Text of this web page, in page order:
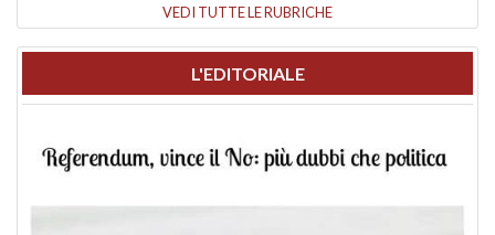
VEDI TUTTE LE RUBRICHE
L'EDITORIALE